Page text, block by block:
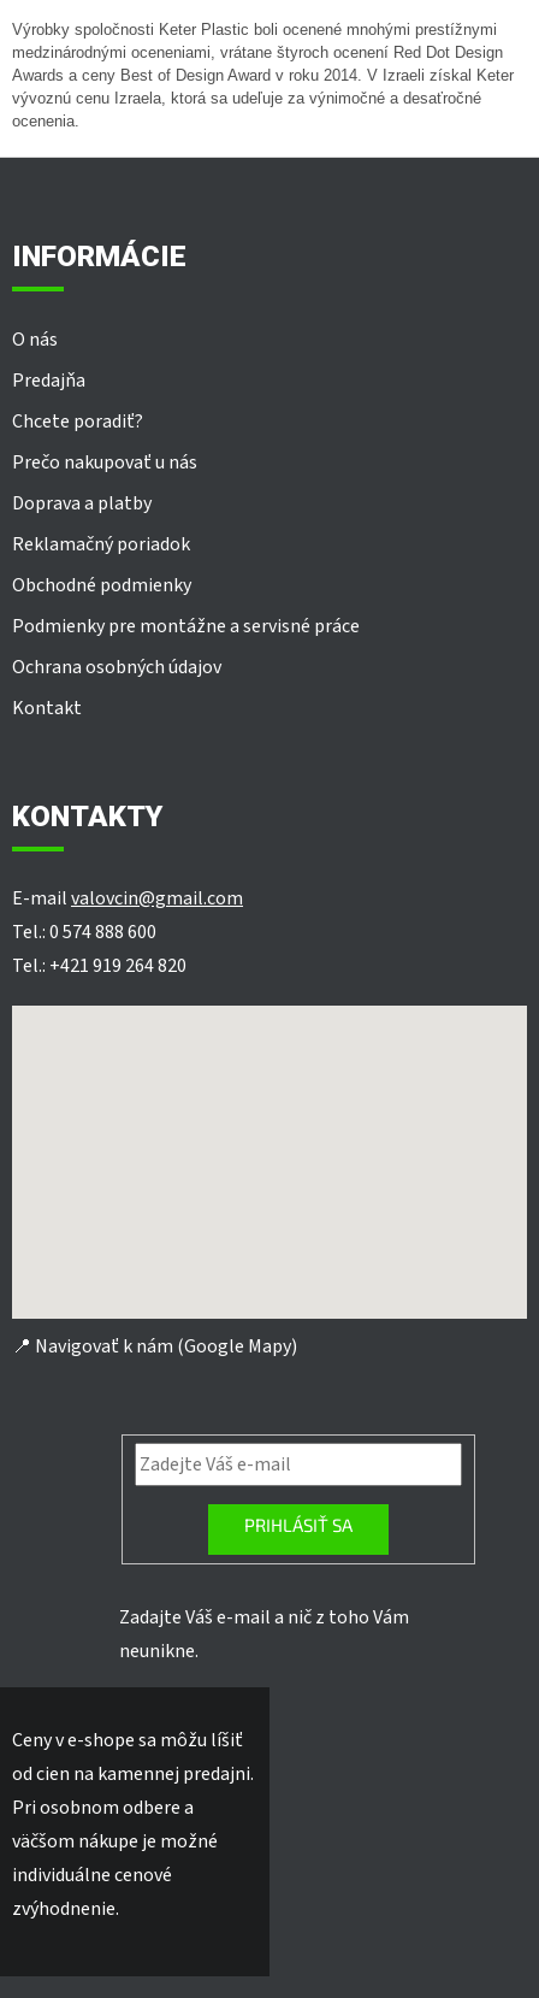
p
i
s
u
Výrobky spoločnosti Keter Plastic boli ocenené mnohými prestížnymi
medzinárodnými oceneniami, vrátane štyroch ocenení Red Dot Design
Awards a ceny Best of Design Award v roku 2014. V Izraeli získal Keter
vývoznú cenu Izraela, ktorá sa udeľuje za výnimočné a desaťročné
ocenenia.
INFORMÁCIE
O nás
Predajňa
Chcete poradiť?
Prečo nakupovať u nás
Doprava a platby
Reklamačný poriadok
Obchodné podmienky
Podmienky pre montážne a servisné práce
Ochrana osobných údajov
Kontakt
KONTAKTY
E-mailvalovcin@gmail.com
Tel.: 0 574 888 600
Tel.: +421 919 264 820
📍 Navigovať k nám (Google Mapy)
PRIHLÁSIŤ SA
Zadajte Váš e-mail a nič z toho Vám
neunikne.
Ceny v e-shope sa môžu líšiť
od cien na kamennej predajni.
Pri osobnom odbere a
väčšom nákupe je možné
individuálne cenové
zvýhodnenie.